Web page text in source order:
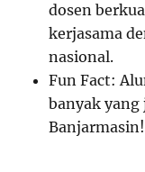
dosen
kerjasama
nasional.
Fun Fact:
banyak yang
Banjarmasin!